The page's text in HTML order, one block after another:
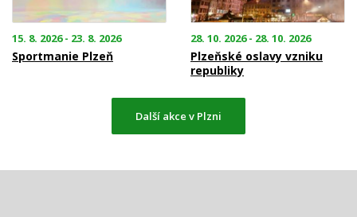
15. 8. 2026 - 23. 8. 2026
Sportmanie Plzeň
28. 10. 2026 - 28. 10. 2026
Plzeňské oslavy vzniku
republiky
Další akce v Plzni